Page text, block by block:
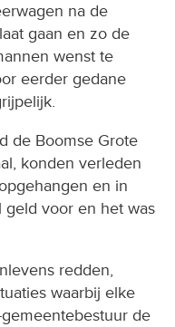
na de
gaan en zo de
wenst te
eerder gedane
de Boomse Grote
konden verleden
en in
geld voor en het was
redden,
waarbij elke
de